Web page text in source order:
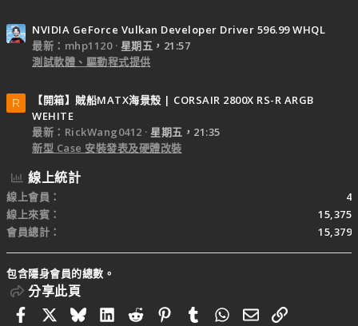
NVIDIA GeForce Vulkan Developer Driver 596.99 WHQL
最新：mhp1120
星期五，21:57
測試軟體、驅動程式提供
R
【開箱】賊船MATX海景殼 | CORSAIR 2800X RS-R ARGB
WEHITE
最新：RickWang0412
星期五，21:35
新型 Case 安裝發表及硬體改裝
線上統計
線上會員
4
線上來賓
15,375
會員總計
15,379
包含隱身會員的總數。
分享此頁
FacebookBlueskyLinkedIn
RedditPinterestTumblrWhatsApp
電子郵件
連結